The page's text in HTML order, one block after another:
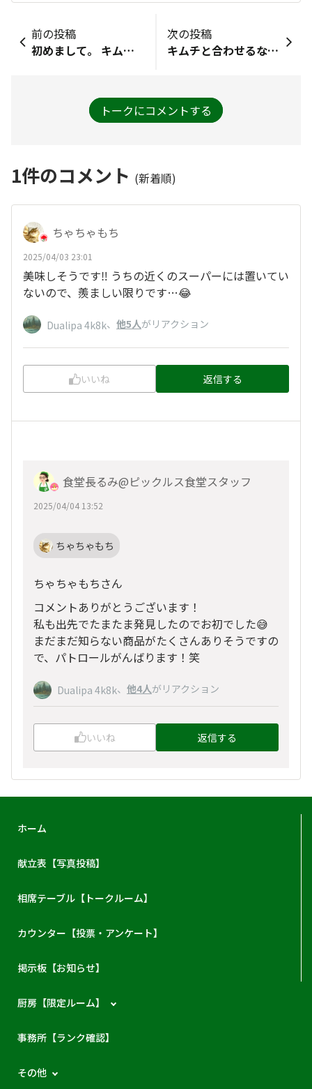
前の投稿
初めまして。 キムチ大好きで毎日食べてます^^ 腸活も兼ねて キムチとご飯合うから物足りない時や、オカワリの時にも良いですよね！ ただ塩分の摂りすぎには気をつけています… （塩分気にしなくても食べれるキムチを開発してほしいな）
次の投稿
キムチと合わせるなら梅酒かレモンサワーかな？
トークにコメントする
1件のコメント (新着順)
ちゃちゃもち
2025/04/03 23:01
美味しそうです‼️ うちの近くのスーパーには置いてい
ないので、羨ましい限りです…😂
Dualipa 4k8k、 他5人がリアクション
いいね 返信する
食堂長るみ@ピックルス食堂スタッフ
2025/04/04 13:52
ちゃちゃもち
ちゃちゃもちさん
コメントありがとうございます！
私も出先でたまたま発見したのでお初でした😅
まだまだ知らない商品がたくさんありそうですの
で、パトロールがんばります！笑
Dualipa 4k8k、 他4人がリアクション
いいね 返信する
ホーム
献立表【写真投稿】
相席テーブル【トークルーム】
カウンター【投票・アンケート】
掲示板【お知らせ】
厨房【限定ルーム】
事務所【ランク確認】
その他